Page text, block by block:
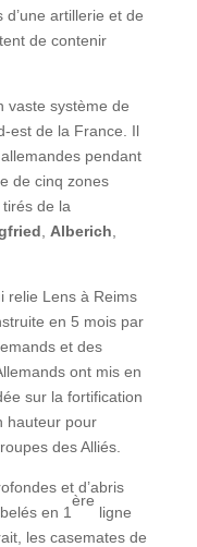
artillerie et de
de contenir
vaste système de
est de la France. Il
pendant
de cinq zones
de la
Alberich
relie Lens à Reims
en 5 mois par
et des
ont mis en
sur la fortification
hauteur pour
des Alliés.
et d’abris
en 1
ère
ligne
les casemates de